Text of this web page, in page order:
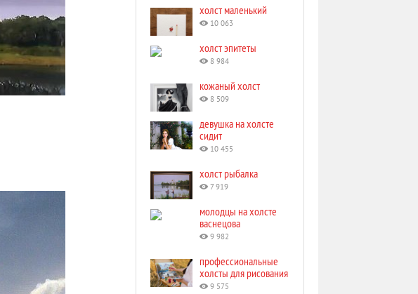
холст маленький
10 063
холст эпитеты
8 984
кожаный холст
8 509
девушка на холсте
сидит
10 455
холст рыбалка
7 919
молодцы на холсте
васнецова
9 982
профессиональные
холсты для рисования
9 575